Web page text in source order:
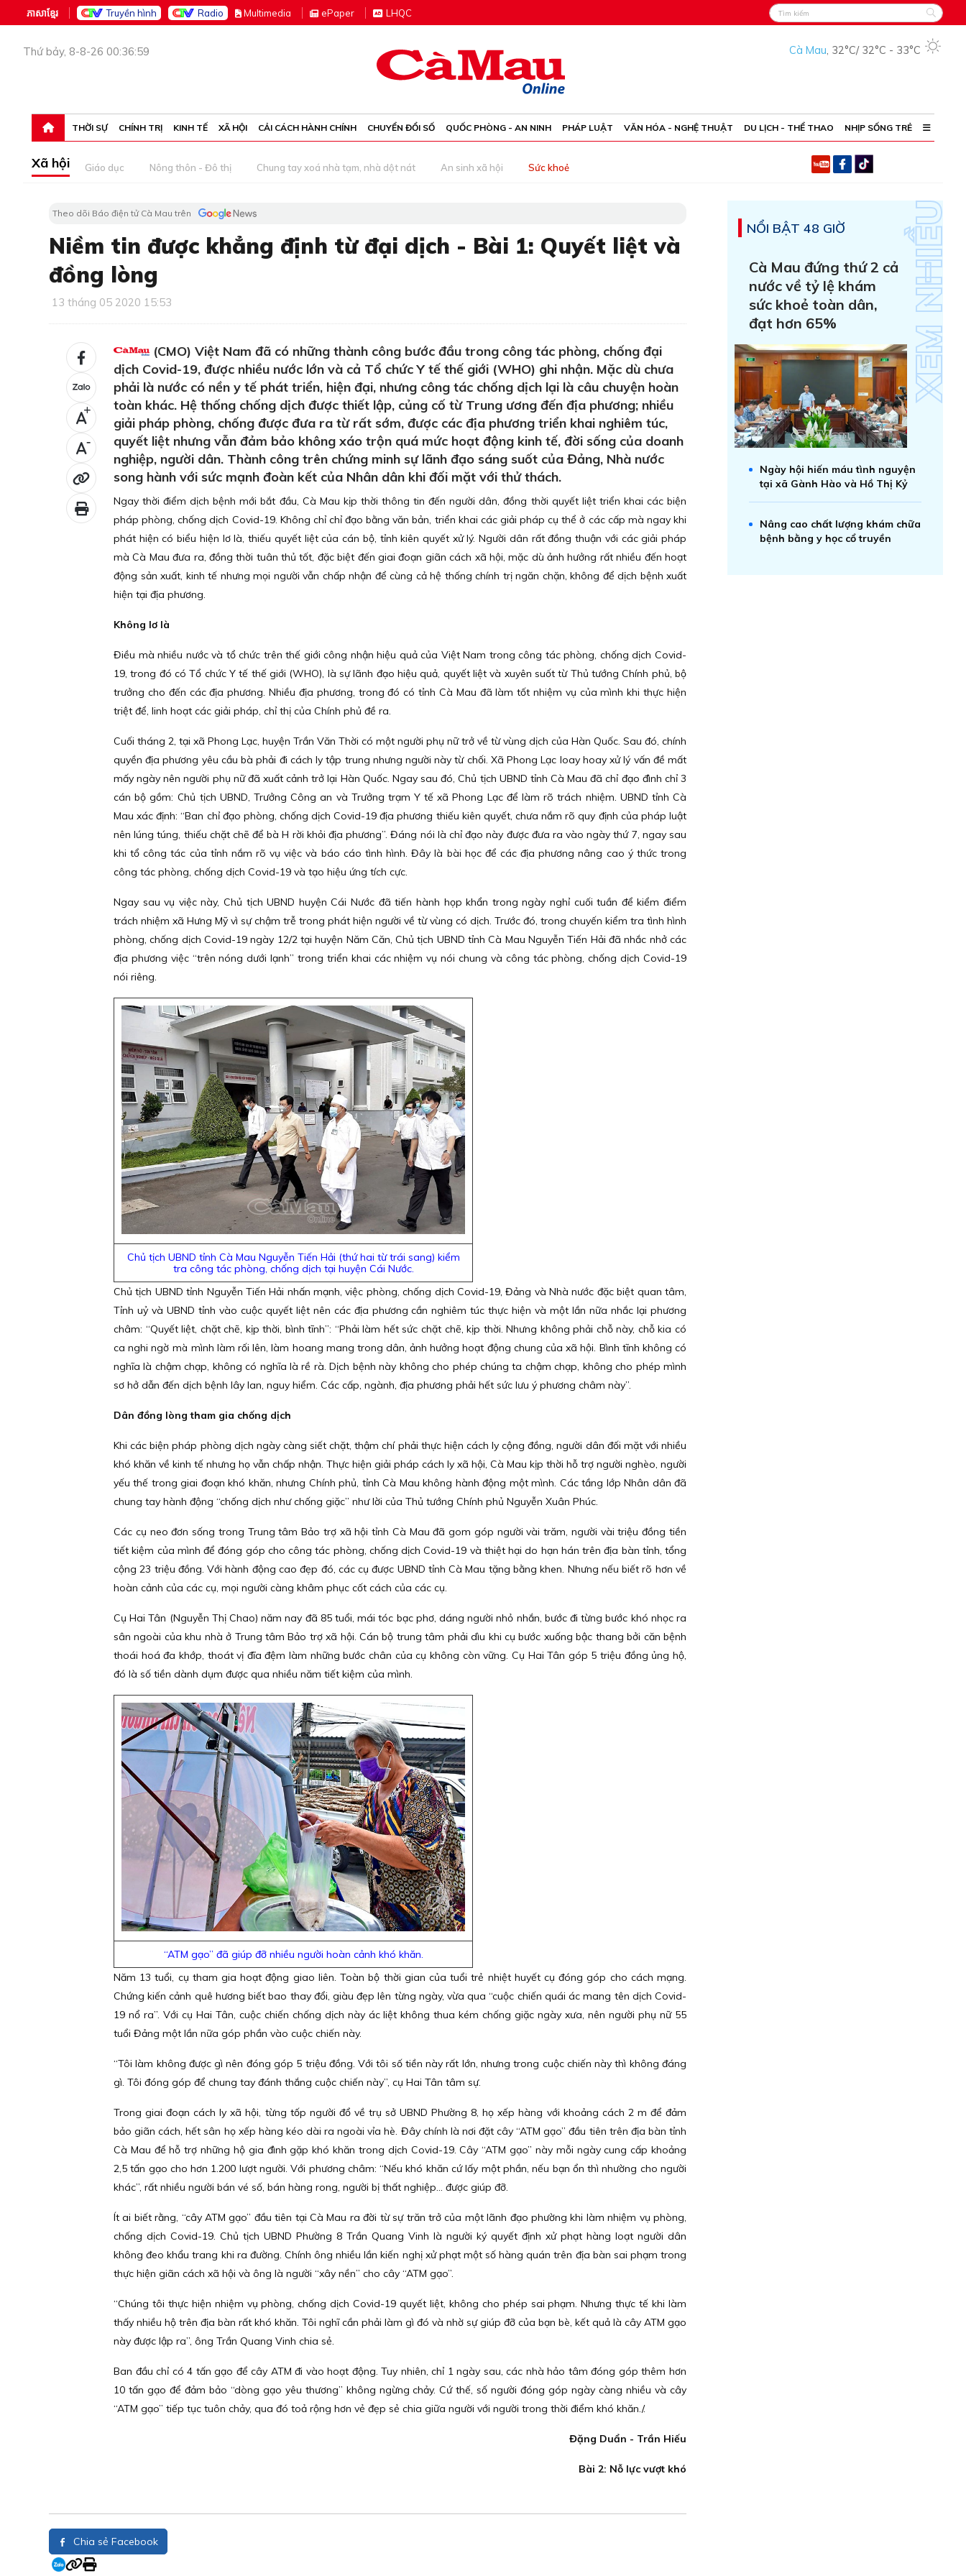
ភាសាខ្មែរ Truyền hình Radio Multimedia ePaper LHQC
Thứ bảy, 8-8-26 00:36:59 Cà Mau, 32°C/ 32°C - 33°C
THỜI SỰ CHÍNH TRỊ KINH TẾ XÃ HỘI CẢI CÁCH HÀNH CHÍNH CHUYỂN ĐỔI SỐ QUỐC PHÒNG - AN NINH PHÁP LUẬT VĂN HÓA - NGHỆ THUẬT DU LỊCH - THỂ THAO NHỊP SỐNG TRẺ
Xã hội Giáo dục Nông thôn - Đô thị Chung tay xoá nhà tạm, nhà dột nát An sinh xã hội Sức khoẻ
Theo dõi Báo điện tử Cà Mau trên
Niềm tin được khẳng định từ đại dịch - Bài 1: Quyết liệt và
đồng lòng
13 tháng 05 2020 15:53
+
-
(CMO) Việt Nam đã có những thành công bước đầu trong công tác phòng, chống đại
dịch Covid-19, được nhiều nước lớn và cả Tổ chức Y tế thế giới (WHO) ghi nhận. Mặc dù chưa
phải là nước có nền y tế phát triển, hiện đại, nhưng công tác chống dịch lại là câu chuyện hoàn
toàn khác. Hệ thống chống dịch được thiết lập, củng cố từ Trung ương đến địa phương; nhiều
giải pháp phòng, chống được đưa ra từ rất sớm, được các địa phương triển khai nghiêm túc,
quyết liệt nhưng vẫn đảm bảo không xáo trộn quá mức hoạt động kinh tế, đời sống của doanh
nghiệp, người dân. Thành công trên chứng minh sự lãnh đạo sáng suốt của Đảng, Nhà nước
song hành với sức mạnh đoàn kết của Nhân dân khi đối mặt với thử thách.
Ngay thời điểm dịch bệnh mới bắt đầu, Cà Mau kịp thời thông tin đến người dân, đồng thời quyết liệt triển khai các biện
pháp phòng, chống dịch Covid-19. Không chỉ chỉ đạo bằng văn bản, triển khai các giải pháp cụ thể ở các cấp mà ngay khi
phát hiện có biểu hiện lơ là, thiếu quyết liệt của cán bộ, tỉnh kiên quyết xử lý. Người dân rất đồng thuận với các giải pháp
mà Cà Mau đưa ra, đồng thời tuân thủ tốt, đặc biệt đến giai đoạn giãn cách xã hội, mặc dù ảnh hưởng rất nhiều đến hoạt
động sản xuất, kinh tế nhưng mọi người vẫn chấp nhận để cùng cả hệ thống chính trị ngăn chặn, không để dịch bệnh xuất
hiện tại địa phương.
Không lơ là
Điều mà nhiều nước và tổ chức trên thế giới công nhận hiệu quả của Việt Nam trong công tác phòng, chống dịch Covid-
19, trong đó có Tổ chức Y tế thế giới (WHO), là sự lãnh đạo hiệu quả, quyết liệt và xuyên suốt từ Thủ tướng Chính phủ, bộ
trưởng cho đến các địa phương. Nhiều địa phương, trong đó có tỉnh Cà Mau đã làm tốt nhiệm vụ của mình khi thực hiện
triệt để, linh hoạt các giải pháp, chỉ thị của Chính phủ đề ra.
Cuối tháng 2, tại xã Phong Lạc, huyện Trần Văn Thời có một người phụ nữ trở về từ vùng dịch của Hàn Quốc. Sau đó, chính
quyền địa phương yêu cầu bà phải đi cách ly tập trung nhưng người này từ chối. Xã Phong Lạc loay hoay xử lý vấn đề mất
mấy ngày nên người phụ nữ đã xuất cảnh trở lại Hàn Quốc. Ngay sau đó, Chủ tịch UBND tỉnh Cà Mau đã chỉ đạo đình chỉ 3
cán bộ gồm: Chủ tịch UBND, Trưởng Công an và Trưởng trạm Y tế xã Phong Lạc để làm rõ trách nhiệm. UBND tỉnh Cà
Mau xác định: “Ban chỉ đạo phòng, chống dịch Covid-19 địa phương thiếu kiên quyết, chưa nắm rõ quy định của pháp luật
nên lúng túng, thiếu chặt chẽ để bà H rời khỏi địa phương”. Đáng nói là chỉ đạo này được đưa ra vào ngày thứ 7, ngay sau
khi tổ công tác của tỉnh nắm rõ vụ việc và báo cáo tình hình. Đây là bài học để các địa phương nâng cao ý thức trong
công tác phòng, chống dịch Covid-19 và tạo hiệu ứng tích cực.
Ngay sau vụ việc này, Chủ tịch UBND huyện Cái Nước đã tiến hành họp khẩn trong ngày nghỉ cuối tuần để kiểm điểm
trách nhiệm xã Hưng Mỹ vì sự chậm trễ trong phát hiện người về từ vùng có dịch. Trước đó, trong chuyến kiểm tra tình hình
phòng, chống dịch Covid-19 ngày 12/2 tại huyện Năm Căn, Chủ tịch UBND tỉnh Cà Mau Nguyễn Tiến Hải đã nhắc nhở các
địa phương việc “trên nóng dưới lạnh” trong triển khai các nhiệm vụ nói chung và công tác phòng, chống dịch Covid-19
nói riêng.
Chủ tịch UBND tỉnh Cà Mau Nguyễn Tiến Hải (thứ hai từ trái sang) kiểm
tra công tác phòng, chống dịch tại huyện Cái Nước.
Chủ tịch UBND tỉnh Nguyễn Tiến Hải nhấn mạnh, việc phòng, chống dịch Covid-19, Đảng và Nhà nước đặc biệt quan tâm,
Tỉnh uỷ và UBND tỉnh vào cuộc quyết liệt nên các địa phương cần nghiêm túc thực hiện và một lần nữa nhắc lại phương
châm: “Quyết liệt, chặt chẽ, kịp thời, bình tĩnh”: “Phải làm hết sức chặt chẽ, kịp thời. Nhưng không phải chỗ này, chỗ kia có
ca nghi ngờ mà mình làm rối lên, làm hoang mang trong dân, ảnh hưởng hoạt động chung của xã hội. Bình tĩnh không có
nghĩa là chậm chạp, không có nghĩa là rề rà. Dịch bệnh này không cho phép chúng ta chậm chạp, không cho phép mình
sơ hở dẫn đến dịch bệnh lây lan, nguy hiểm. Các cấp, ngành, địa phương phải hết sức lưu ý phương châm này”.
Dân đồng lòng tham gia chống dịch
Khi các biện pháp phòng dịch ngày càng siết chặt, thậm chí phải thực hiện cách ly cộng đồng, người dân đối mặt với nhiều
khó khăn về kinh tế nhưng họ vẫn chấp nhận. Thực hiện giải pháp cách ly xã hội, Cà Mau kịp thời hỗ trợ người nghèo, người
yếu thế trong giai đoạn khó khăn, nhưng Chính phủ, tỉnh Cà Mau không hành động một mình. Các tầng lớp Nhân dân đã
chung tay hành động “chống dịch như chống giặc” như lời của Thủ tướng Chính phủ Nguyễn Xuân Phúc.
Các cụ neo đơn sống trong Trung tâm Bảo trợ xã hội tỉnh Cà Mau đã gom góp người vài trăm, người vài triệu đồng tiền
tiết kiệm của mình để đóng góp cho công tác phòng, chống dịch Covid-19 và thiệt hại do hạn hán trên địa bàn tỉnh, tổng
cộng 23 triệu đồng. Với hành động cao đẹp đó, các cụ được UBND tỉnh Cà Mau tặng bằng khen. Nhưng nếu biết rõ hơn về
hoàn cảnh của các cụ, mọi người càng khâm phục cốt cách của các cụ.
Cụ Hai Tân (Nguyễn Thị Chao) năm nay đã 85 tuổi, mái tóc bạc phơ, dáng người nhỏ nhắn, bước đi từng bước khó nhọc ra
sân ngoài của khu nhà ở Trung tâm Bảo trợ xã hội. Cán bộ trung tâm phải dìu khi cụ bước xuống bậc thang bởi căn bệnh
thoái hoá đa khớp, thoát vị đĩa đệm làm những bước chân của cụ không còn vững. Cụ Hai Tân góp 5 triệu đồng ủng hộ,
đó là số tiền dành dụm được qua nhiều năm tiết kiệm của mình.
“ATM gạo” đã giúp đỡ nhiều người hoàn cảnh khó khăn.
Năm 13 tuổi, cụ tham gia hoạt động giao liên. Toàn bộ thời gian của tuổi trẻ nhiệt huyết cụ đóng góp cho cách mạng.
Chứng kiến cảnh quê hương biết bao thay đổi, giàu đẹp lên từng ngày, vừa qua “cuộc chiến quái ác mang tên dịch Covid-
19 nổ ra”. Với cụ Hai Tân, cuộc chiến chống dịch này ác liệt không thua kém chống giặc ngày xưa, nên người phụ nữ 55
tuổi Đảng một lần nữa góp phần vào cuộc chiến này.
“Tôi làm không được gì nên đóng góp 5 triệu đồng. Với tôi số tiền này rất lớn, nhưng trong cuộc chiến này thì không đáng
gì. Tôi đóng góp để chung tay đánh thắng cuộc chiến này”, cụ Hai Tân tâm sự.
Trong giai đoạn cách ly xã hội, từng tốp người đổ về trụ sở UBND Phường 8, họ xếp hàng với khoảng cách 2 m để đảm
bảo giãn cách, hết sân họ xếp hàng kéo dài ra ngoài vỉa hè. Đây chính là nơi đặt cây “ATM gạo” đầu tiên trên địa bàn tỉnh
Cà Mau để hỗ trợ những hộ gia đình gặp khó khăn trong dịch Covid-19. Cây “ATM gạo” này mỗi ngày cung cấp khoảng
2,5 tấn gạo cho hơn 1.200 lượt người. Với phương châm: “Nếu khó khăn cứ lấy một phần, nếu bạn ổn thì nhường cho người
khác”, rất nhiều người bán vé số, bán hàng rong, người bị thất nghiệp... được giúp đỡ.
Ít ai biết rằng, “cây ATM gạo” đầu tiên tại Cà Mau ra đời từ sự trăn trở của một lãnh đạo phường khi làm nhiệm vụ phòng,
chống dịch Covid-19. Chủ tịch UBND Phường 8 Trần Quang Vinh là người ký quyết định xử phạt hàng loạt người dân
không đeo khẩu trang khi ra đường. Chính ông nhiều lần kiến nghị xử phạt một số hàng quán trên địa bàn sai phạm trong
thực hiện giãn cách xã hội và ông là người “xây nền” cho cây “ATM gạo”.
“Chúng tôi thực hiện nhiệm vụ phòng, chống dịch Covid-19 quyết liệt, không cho phép sai phạm. Nhưng thực tế khi làm
thấy nhiều hộ trên địa bàn rất khó khăn. Tôi nghĩ cần phải làm gì đó và nhờ sự giúp đỡ của bạn bè, kết quả là cây ATM gạo
này được lập ra”, ông Trần Quang Vinh chia sẻ.
Ban đầu chỉ có 4 tấn gạo để cây ATM đi vào hoạt động. Tuy nhiên, chỉ 1 ngày sau, các nhà hảo tâm đóng góp thêm hơn
10 tấn gạo để đảm bảo “dòng gạo yêu thương” không ngừng chảy. Cứ thế, số người đóng góp ngày càng nhiều và cây
“ATM gạo” tiếp tục tuôn chảy, qua đó toả rộng hơn vẻ đẹp sẻ chia giữa người với người trong thời điểm khó khăn./.
Đặng Duẩn - Trần Hiếu
Bài 2: Nỗ lực vượt khó
Chia sẻ Facebook
NỔI BẬT 48 GIỜ
Cà Mau đứng thứ 2 cả
nước về tỷ lệ khám
sức khoẻ toàn dân,
đạt hơn 65%
Ngày hội hiến máu tình nguyện
tại xã Gành Hào và Hồ Thị Kỷ
Nâng cao chất lượng khám chữa
bệnh bằng y học cổ truyền